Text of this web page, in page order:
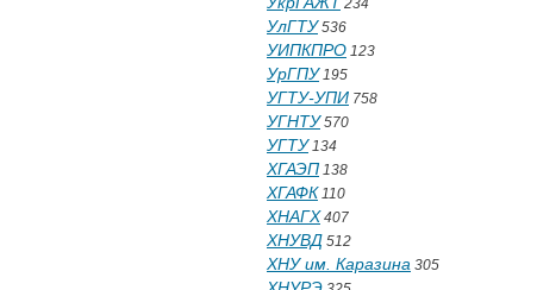
234
УлГТУ536
УИПКПРО 123
УрГПУ195
УГТУ-УПИ 758
УГНТУ570
УГТУ134
ХГАЭП 138
ХГАФК 110
ХНАГХ 407
ХНУВД 512
ХНУ им. Каразина 305